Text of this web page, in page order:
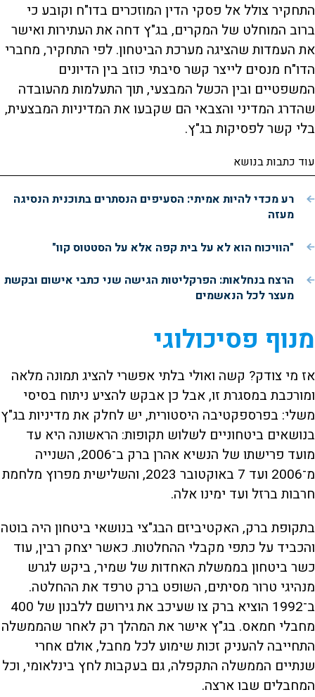
התחקיר צולל אל פסקי הדין המוזכרים בדו"ח וקובע כי
ברוב המוחלט של המקרים, בג"ץ דחה את העתירות ואישר
את העמדות שהציגה מערכת הביטחון. לפי התחקיר, מחברי
הדו"ח מנסים לייצר קשר סיבתי כוזב בין הדיונים
המשפטיים ובין הכשל המבצעי, תוך התעלמות מהעובדה
שהדרג המדיני והצבאי הם שקבעו את המדיניות המבצעית,
בלי קשר לפסיקות בג"ץ.
עוד כתבות בנושא
רע מכדי להיות אמיתי: הסעיפים הנסתרים בתוכנית הנסיגה
מעזה
"הוויכוח הוא לא על בית קפה אלא על הסטטוס קוו"
הרצח בנחלאות: הפרקליטות הגישה שני כתבי אישום ובקשת
מעצר לכל הנאשמים
מנוף פסיכולוגי
אז מי צודק? קשה ואולי בלתי אפשרי להציג תמונה מלאה
ומורכבת במסגרת זו, אבל כן אבקש להציע ניתוח בסיסי
משלי: בפרספקטיבה היסטורית, יש לחלק את מדיניות בג"ץ
בנושאים ביטחוניים לשלוש תקופות: הראשונה היא עד
מועד פרישתו של הנשיא אהרן ברק ב־2006, השנייה
מ־2006 ועד 7 באוקטובר 2023, והשלישית מפרוץ מלחמת
חרבות ברזל ועד ימינו אלה.
בתקופת ברק, האקטיביזם הבג"צי בנושאי ביטחון היה בוטה
והכביד על כתפי מקבלי ההחלטות. כאשר יצחק רבין, עוד
כשר ביטחון בממשלת האחדות של שמיר, ביקש לגרש
מנהיגי טרור מסיתים, השופט ברק טרפד את ההחלטה.
ב־1992 הוציא ברק צו שעיכב את גירושם ללבנון של 400
מחבלי חמאס. בג"ץ אישר את המהלך רק לאחר שהממשלה
התחייבה להעניק זכות שימוע לכל מחבל, אולם אחרי
שנתיים הממשלה התקפלה, גם בעקבות לחץ בינלאומי, וכל
המחבלים שבו ארצה.